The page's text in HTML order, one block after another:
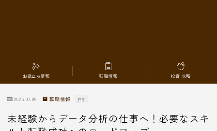
お役立ち情報 転職情報 投資 攻略
2025.07.06 転職情報 PR
未経験からデータ分析の仕事へ！必要なスキ